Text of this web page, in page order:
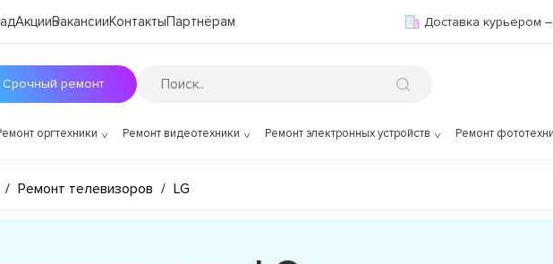
АкцииВакансииКонтактыПартнёрам Доставка курьером
Срочный ремонт
оргтехники Ремонт видеотехники Ремонт электронных устройств Ремонт
/ Ремонт телевизоров / LG